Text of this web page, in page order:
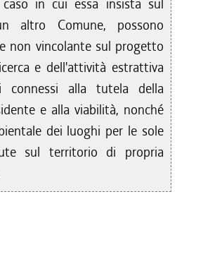
caso in cui essa insista sul
altro Comune, possono
non vincolante sul progetto
e dell'attività estrattiva
alla tutela della
e alla viabilità, nonché
dei luoghi per le sole
sul territorio di propria